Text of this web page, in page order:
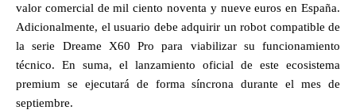
valor comercial de mil ciento noventa y nueve euros en España.
Adicionalmente, el usuario debe adquirir un robot compatible de
la serie Dreame X60 Pro para viabilizar su funcionamiento
técnico. En suma, el lanzamiento oficial de este ecosistema
premium se ejecutará de forma síncrona durante el mes de
septiembre.